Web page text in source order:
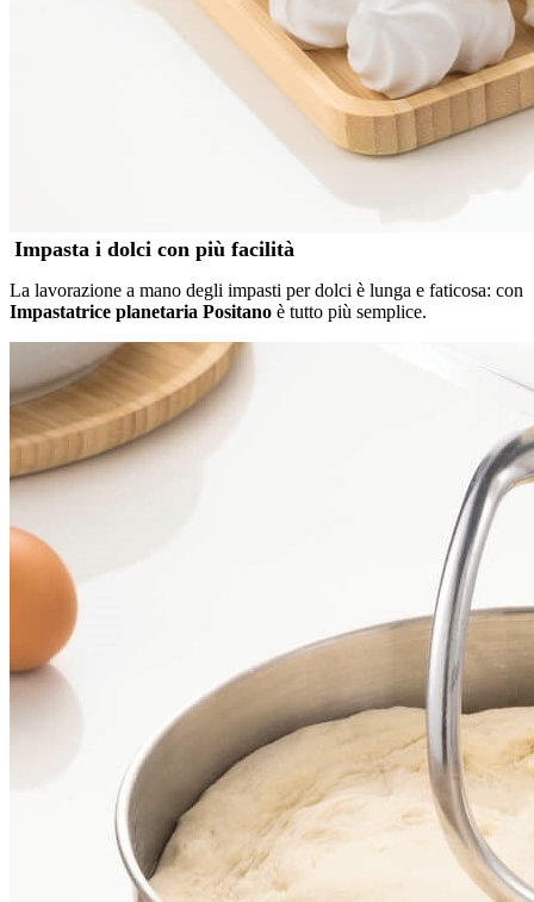
Impasta i dolci con più facilità
La lavorazione a mano degli impasti per dolci è lunga e faticosa: con
Impastatrice planetaria Positano è tutto più semplice.